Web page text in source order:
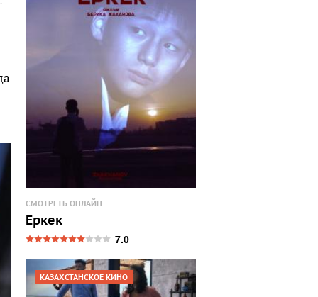
СМОТРЕТЬ ОНЛАЙН
Еркек
7.0
КАЗАХСТАНСКОЕ КИНО